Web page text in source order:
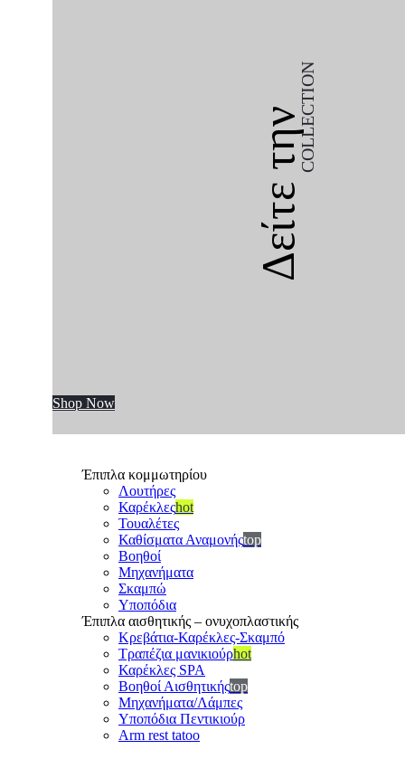
Δείτε τηνCOLLECTION
Shop Now
Έπιπλα κομμωτηρίου
Λουτήρες
Καρέκλεςhot
Τουαλέτες
Καθίσματα Αναμονήςtop
Βοηθοί
Μηχανήματα
Σκαμπώ
Υποπόδια
Έπιπλα αισθητικής – ονυχοπλαστικής
Κρεβάτια-Καρέκλες-Σκαμπό
Τραπέζια μανικιούρhot
Καρέκλες SPA
Βοηθοί Αισθητικήςtop
Μηχανήματα/Λάμπες
Υποπόδια Πεντικιούρ
Arm rest tatoo